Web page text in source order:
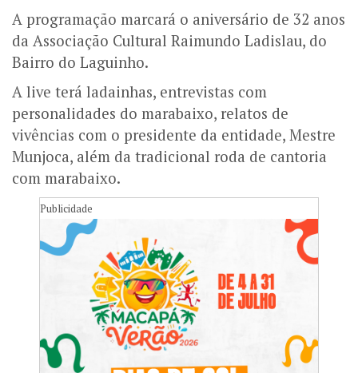
A programação marcará o aniversário de 32 anos
da Associação Cultural Raimundo Ladislau, do
Bairro do Laguinho.
A live terá ladainhas, entrevistas com
personalidades do marabaixo, relatos de
vivências com o presidente da entidade, Mestre
Munjoca, além da tradicional roda de cantoria
com marabaixo.
Publicidade